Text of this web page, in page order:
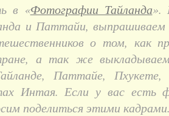
в «Фотографии Тайланда».
и Паттайи, выпрашиваем
о том, как
а так же
Паттайе,
Интая. Если у вас есть
поделиться этими